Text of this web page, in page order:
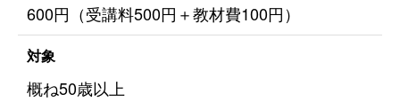
600円（受講料500円＋教材費100円）
対象
概ね50歳以上